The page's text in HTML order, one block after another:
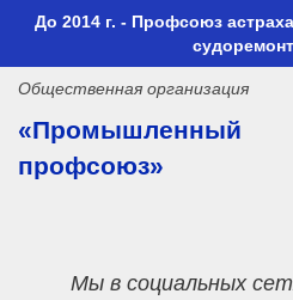
До 2014 г. - Профсоюз
Общественная организация
«Промышленный
профсоюз»
Мы в социальных